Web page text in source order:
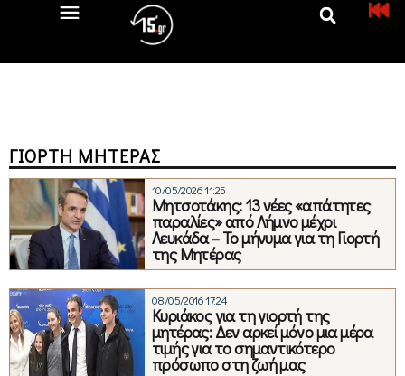
ΓΙΟΡΤΉ ΜΗΤΈΡΑΣ
10/05/2026 11:25
Μητσοτάκης: 13 νέες «απάτητες
παραλίες» από Λήμνο μέχρι
Λευκάδα – Το μήνυμα για τη Γιορτή
της Μητέρας
08/05/2016 17:24
Κυριάκος για τη γιορτή της
μητέρας: Δεν αρκεί μόνο μια μέρα
τιμής για το σημαντικότερο
πρόσωπο στη ζωή μας